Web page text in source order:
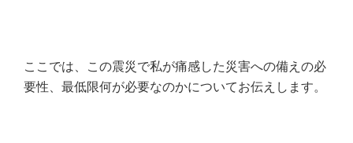
ここでは、この震災で私が痛感した災害への備えの必
要性、最低限何が必要なのかについてお伝えします。